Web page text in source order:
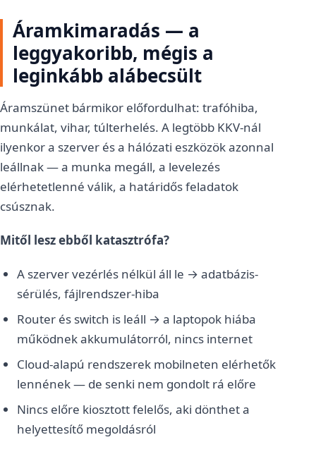
Áramkimaradás — a
leggyakoribb, mégis a
leginkább alábecsült
Áramszünet bármikor előfordulhat: trafóhiba,
munkálat, vihar, túlterhelés. A legtöbb KKV-nál
ilyenkor a szerver és a hálózati eszközök azonnal
leállnak — a munka megáll, a levelezés
elérhetetlenné válik, a határidős feladatok
csúsznak.
Mitől lesz ebből katasztrófa?
A szerver vezérlés nélkül áll le → adatbázis-
sérülés, fájlrendszer-hiba
Router és switch is leáll → a laptopok hiába
működnek akkumulátorról, nincs internet
Cloud-alapú rendszerek mobilneten elérhetők
lennének — de senki nem gondolt rá előre
Nincs előre kiosztott felelős, aki dönthet a
helyettesítő megoldásról